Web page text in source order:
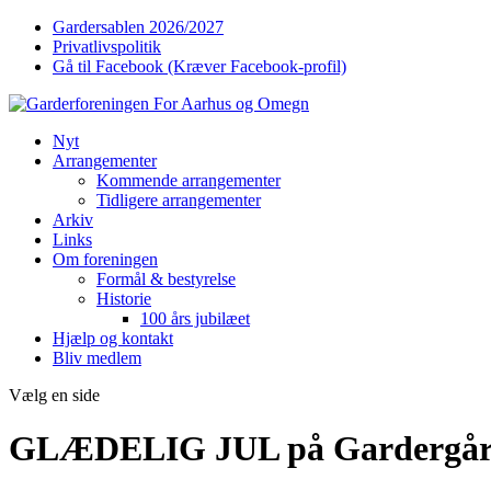
Gardersablen 2026/2027
Privatlivspolitik
Gå til Facebook (Kræver Facebook-profil)
Nyt
Arrangementer
Kommende arrangementer
Tidligere arrangementer
Arkiv
Links
Om foreningen
Formål & bestyrelse
Historie
100 års jubilæet
Hjælp og kontakt
Bliv medlem
Vælg en side
GLÆDELIG JUL på